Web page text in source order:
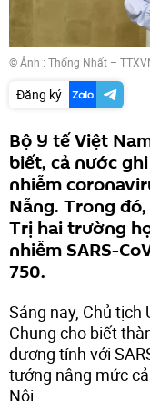
© Ảnh : Thống Nhất –
Đăng ký
Bộ Y tế Việt
biết, cả nước
nhiễm
Nẵng. Trong
Trị hai trường
nhiễm SARS-
750.
Sáng nay, Chủ tịch
Chung cho biết
dương tính với
tướng nâng mức
Nội.